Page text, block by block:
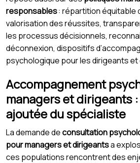
responsables: répartition équitable
valorisation des réussites,
les processus décisionnels,
déconnexion, dispositifs
psychologique pour les dirigeants et
Accompagnement
managers et dirigeants
ajoutée du spécialiste
La demande deconsultation
pour managers et dirigeantsa
ces populations rencontrent des